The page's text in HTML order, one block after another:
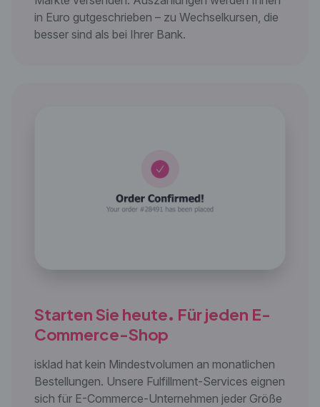
in Euro gutgeschrieben – zu Wechselkursen, die
besser sind als bei Ihrer Bank.
Starten Sie heute. Für jeden E-
Commerce-Shop
isklad hat kein Mindestvolumen an monatlichen
Bestellungen. Unsere Fulfillment-Services eignen
sich für E-Commerce-Unternehmen jeder Größe